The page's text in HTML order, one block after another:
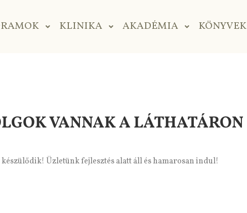
KLINIKA AKADÉMIA KÖNYVEK
VANNAK A LÁTHATÁRON
Üzletünk fejlesztés alatt áll és hamarosan indul!